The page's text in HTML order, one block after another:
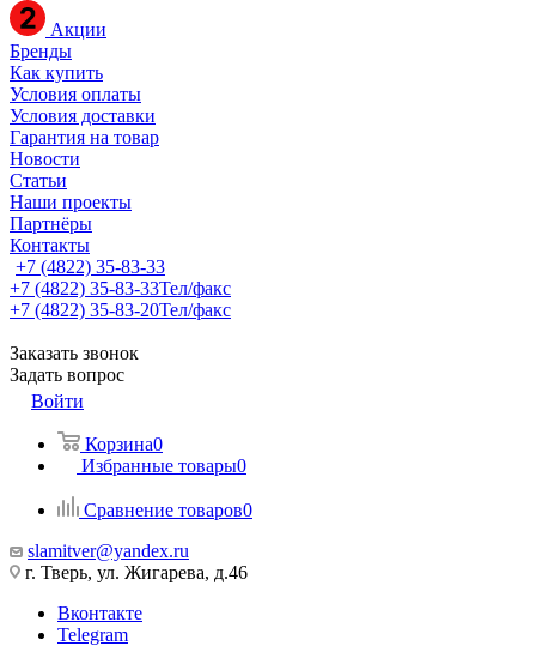
Акции
Бренды
Как купить
Условия оплаты
Условия доставки
Гарантия на товар
Новости
Статьи
Наши проекты
Партнёры
Контакты
+7 (4822) 35-83-33
+7 (4822) 35-83-33Тел/факс
+7 (4822) 35-83-20Тел/факс
Заказать звонок
Задать вопрос
Войти
Корзина0
Избранные товары0
Сравнение товаров0
slamitver@yandex.ru
г. Тверь, ул. Жигарева, д.46
Вконтакте
Telegram